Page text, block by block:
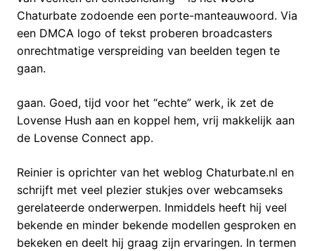
Chaturbate zodoende een porte-manteauwoord. Via
een DMCA logo of tekst proberen broadcasters
onrechtmatige verspreiding van beelden tegen te
gaan.
gaan. Goed, tijd voor het “echte” werk, ik zet de
Lovense Hush aan en koppel hem, vrij makkelijk aan
de Lovense Connect app.
Reinier is oprichter van het weblog Chaturbate.nl en
schrijft met veel plezier stukjes over webcamseks
gerelateerde onderwerpen. Inmiddels heeft hij veel
bekende en minder bekende modellen gesproken en
bekeken en deelt hij graag zijn ervaringen. In termen